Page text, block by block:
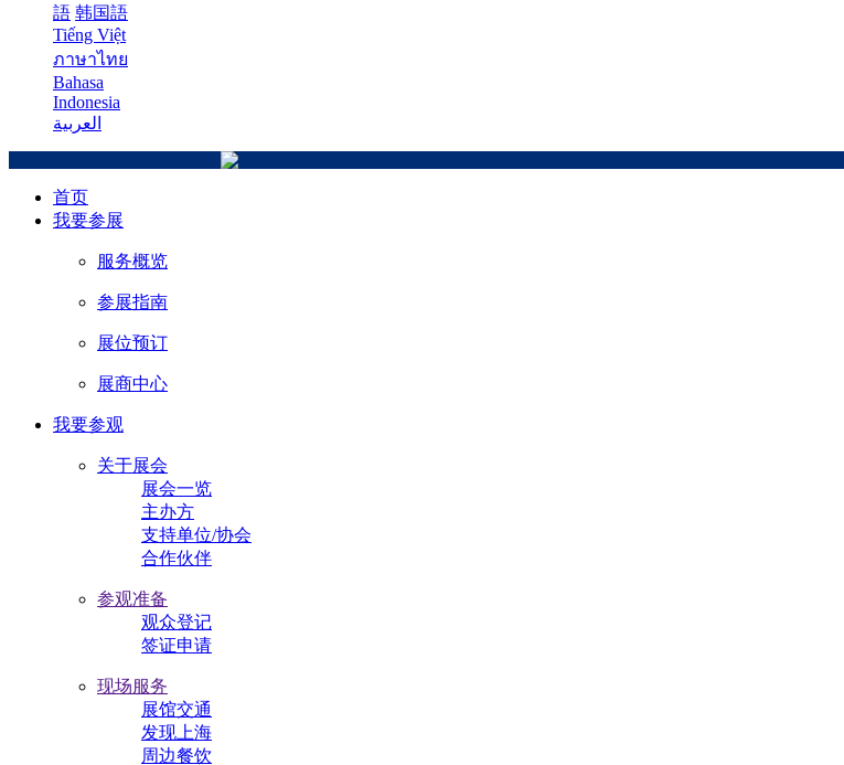
語 韩国語
Tiếng Việt
ภาษาไทย
Bahasa
Indonesia
العربية
首页
我要参展
服务概览
参展指南
展位预订
展商中心
我要参观
关于展会
展会一览
主办方
支持单位/协会
合作伙伴
参观准备
观众登记
签证申请
现场服务
展馆交通
发现上海
周边餐饮